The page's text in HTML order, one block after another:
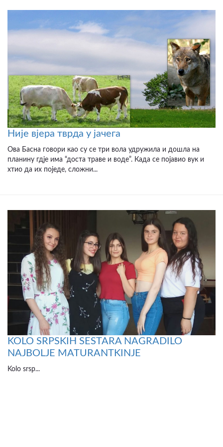
Није вјера тврда у јачега
Ова Басна говори као су се три вола удружила и дошла на
планину гдје има “доста траве и воде”. Када се појавио вук и
хтио да их поједе, сложни...
KOLO SRPSKIH SESTARA NAGRADILO
NAJBOLJE MATURANTKINJE
Kolo srsp...